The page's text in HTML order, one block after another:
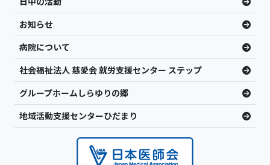
お知らせ
病院について
社会福祉法人 慈愛会 就労支援センター ステップ
グループホームしらゆりの郷
地域活動支援センターひだまり